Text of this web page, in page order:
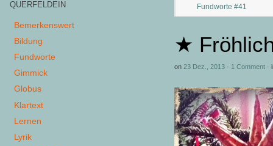
Fundworte #41
★
on 23 Dez., 2013 · 1 Comment ·
QUERFELDEIN
Bemerkenswert
Bildung
Fundworte
Gimmick
Globus
Klartext
Lernen
Lyrik